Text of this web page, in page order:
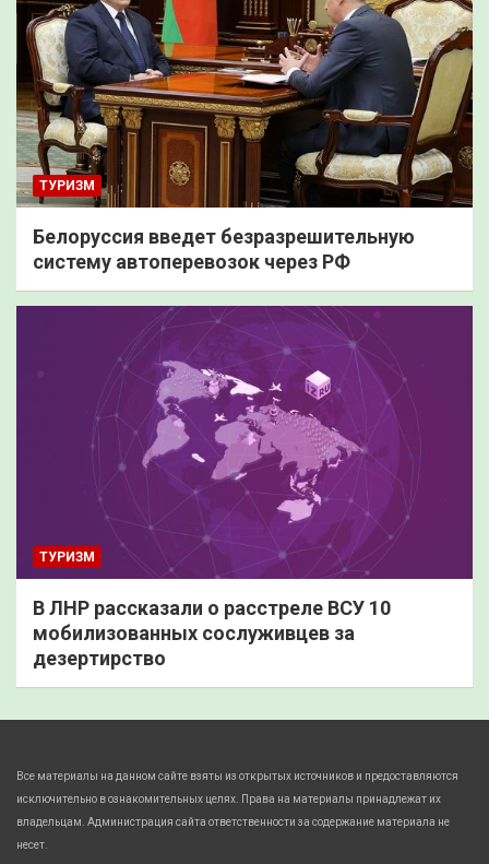
ТУРИЗМ
Белоруссия введет безразрешительную
систему автоперевозок через РФ
ТУРИЗМ
В ЛНР рассказали о расстреле ВСУ 10
мобилизованных сослуживцев за
дезертирство
Все материалы на данном сайте взяты из открытых источников и предоставляются
исключительно в ознакомительных целях. Права на материалы принадлежат их
владельцам. Администрация сайта ответственности за содержание материала не
несет.